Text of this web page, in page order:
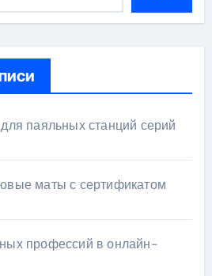
паяльных станций серий
маты с сертификатом
профессий в онлайн-